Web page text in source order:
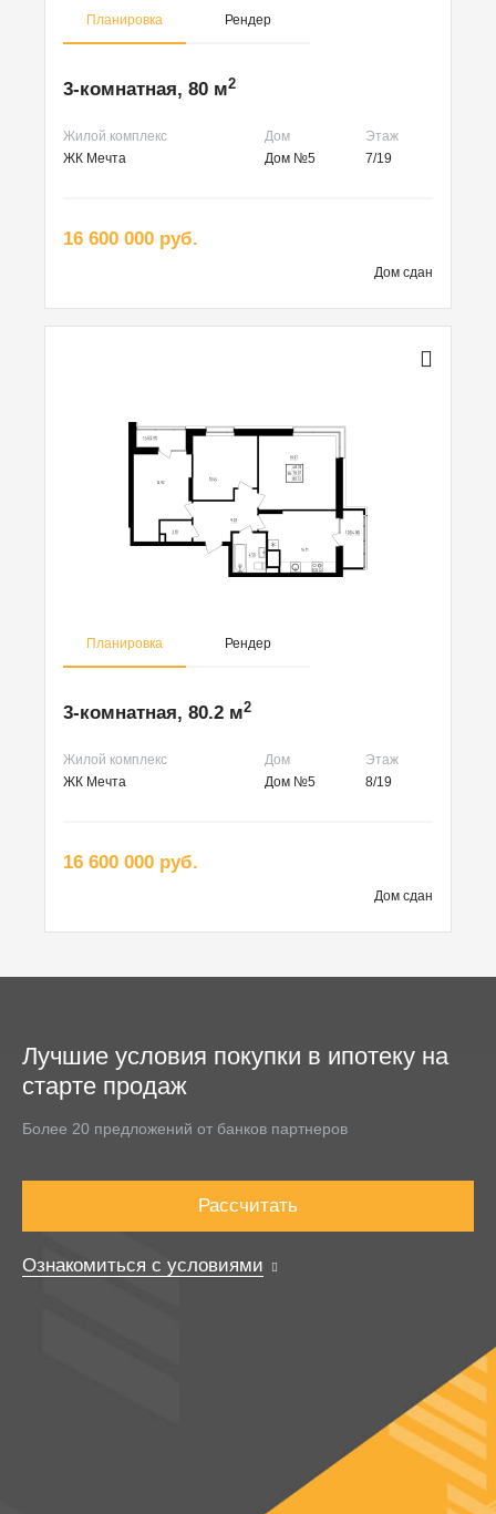
Планировка Рендер
3-комнатная, 80 м2
Жилой комплекс Дом
Этаж
ЖК Мечта
Дом №5 7/19
16 600 000 руб.
Дом сдан
Планировка Рендер
3-комнатная, 80.2 м2
Жилой комплекс Дом
Этаж
ЖК Мечта
Дом №5 8/19
16 600 000 руб.
Дом сдан
Лучшие условия покупки в ипотеку на
старте продаж
Более 20 предложений от банков партнеров
Рассчитать
Ознакомиться с условиями